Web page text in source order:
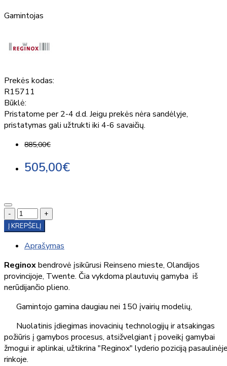
Gamintojas
Prekės kodas:
R15711
Būklė:
Pristatome per 2-4 d.d. Jeigu prekės nėra sandėlyje,
pristatymas gali užtrukti iki 4-6 savaičių.
885,00€
505,00€
-
+
Į KREPŠELĮ
Aprašymas
Reginoxbendrovė įsikūrusi Reinseno mieste, Olandijos
provincijoje, Twente. Čia vykdoma plautuvių gamyba iš
nerūdijančio plieno.
Gamintojo gamina daugiau nei 150 įvairių modelių,
Nuolatinis įdiegimas inovacinių technologijų ir atsakingas
požiūris į gamybos procesus, atsižvelgiant į poveikį gamybai
žmogui ir aplinkai, užtikrina "Reginox" lyderio poziciją
rinkoje.